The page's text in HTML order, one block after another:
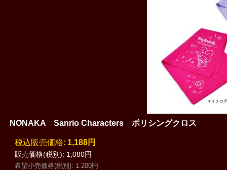
NONAKA Sanrio Characters ポリシングクロス
販売価格(税別): 1,080円
税込 : 1,188円
希望小売価格(税別): 1,200円